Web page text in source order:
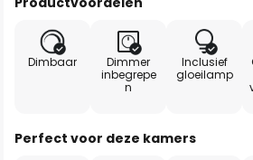
Dimbaar
Dimmer
inbegrepe
n
Inclusief
gloeilamp
Perfect voor deze kamers